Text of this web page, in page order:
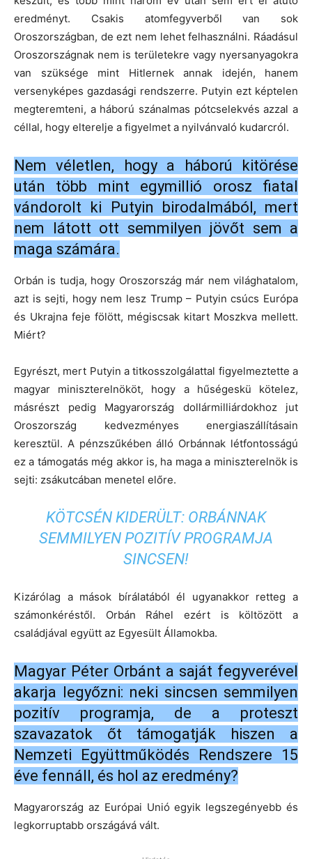
eredményt. Csakis atomfegyverből van sok
Oroszországban, de ezt nem lehet felhasználni. Ráadásul
Oroszországnak nem is területekre vagy nyersanyagokra
van szüksége mint Hitlernek annak idején, hanem
versenyképes gazdasági rendszerre. Putyin ezt képtelen
megteremteni, a háború szánalmas pótcselekvés azzal a
céllal, hogy elterelje a figyelmet a nyilvánvaló kudarcról.
Nem véletlen, hogy a háború kitörése
után több mint egymillió orosz fiatal
vándorolt ki Putyin birodalmából, mert
nem látott ott semmilyen jövőt sem a
maga számára.
Orbán is tudja, hogy Oroszország már nem világhatalom,
azt is sejti, hogy nem lesz Trump – Putyin csúcs Európa
és Ukrajna feje fölött, mégiscsak kitart Moszkva mellett.
Miért?
Egyrészt, mert Putyin a titkosszolgálattal figyelmeztette a
magyar miniszterelnököt, hogy a hűségeskü kötelez,
másrészt pedig Magyarország dollármilliárdokhoz jut
Oroszország kedvezményes energiaszállításain
keresztül. A pénzszűkében álló Orbánnak létfontosságú
ez a támogatás még akkor is, ha maga a miniszterelnök is
sejti: zsákutcában menetel előre.
KÖTCSÉN KIDERÜLT: ORBÁNNAK
SEMMILYEN POZITÍV PROGRAMJA
SINCSEN!
Kizárólag a mások bírálatából él ugyanakkor retteg a
számonkéréstől. Orbán Ráhel ezért is költözött a
családjával együtt az Egyesült Államokba.
Magyar Péter Orbánt a saját fegyverével
akarja legyőzni: neki sincsen semmilyen
pozitív programja, de a proteszt
szavazatok őt támogatják hiszen a
Nemzeti Együttműködés Rendszere 15
éve fennáll, és hol az eredmény?
Magyarország az Európai Unió egyik legszegényebb és
legkorruptabb országává vált.